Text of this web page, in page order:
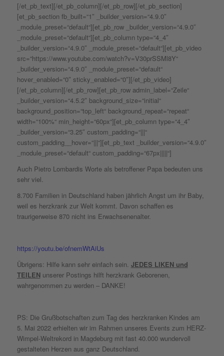
[/et_pb_text][/et_pb_column][/et_pb_row][/et_pb_section]
[et_pb_section fb_built=“1″ _builder_version=“4.9.0″
_module_preset=“default“][et_pb_row _builder_version=“4.9.0″
_module_preset=“default“][et_pb_column type=“4_4″
_builder_version=“4.9.0″ _module_preset=“default“][et_pb_video
src=“https://www.youtube.com/watch?v=V30prSSMl8Y“
_builder_version=“4.9.0″ _module_preset=“default“
hover_enabled=“0″ sticky_enabled=“0″][/et_pb_video]
[/et_pb_column][/et_pb_row][et_pb_row admin_label=“Zeile“
_builder_version=“4.5.2″ background_size=“initial“
background_position=“top_left“ background_repeat=“repeat“
width=“100%“ min_height=“60px“][et_pb_column type=“4_4″
_builder_version=“3.25″ custom_padding=“|||“
custom_padding__hover=“|||“][et_pb_text _builder_version=“4.9.0″
_module_preset=“default“ custom_padding=“67px|||||“]
Auch Pietro Lombardis Worte als betroffener Papa bedeuten uns
sehr viel.
8.700 Familien in Deutschland haben jährlich Angst um ihr Baby,
weil es herzkrank zur Welt kommt. Davon schaffen es
traurigerweise 870 nicht ins Erwachsenenalter.
https://youtu.be/ofnemWtAiUs
Übrigens: Hilfe kann sehr einfach sein. JEDES LIKEN und
TEILENunserer Postings hilft herzkrank Geborenen,
wahrgenommen zu werden – DANKE!
PS: Die Grußbotschaften zum Tag des herzkranken Kindes am
5. Mai 2022 erhielten wir im Rahmen unseres Events zum HERZ-
Wimpel-Weltrekord in Magdeburg mit fast 40.000 wundervoll
gestalteten Herzen aus ganz Deutschland.